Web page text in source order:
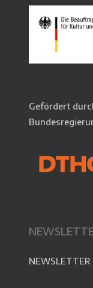
Gefördert
NEWSLETTER